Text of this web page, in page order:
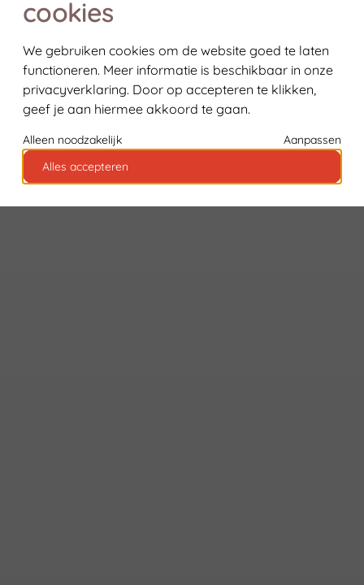
cookies
We gebruiken cookies om de website goed te laten
functioneren. Meer informatie is beschikbaar in onze
privacyverklaring. Door op accepteren te klikken,
geef je aan hiermee akkoord te gaan.
Alles accepteren
Aanpassen
Alleen noodzakelijk